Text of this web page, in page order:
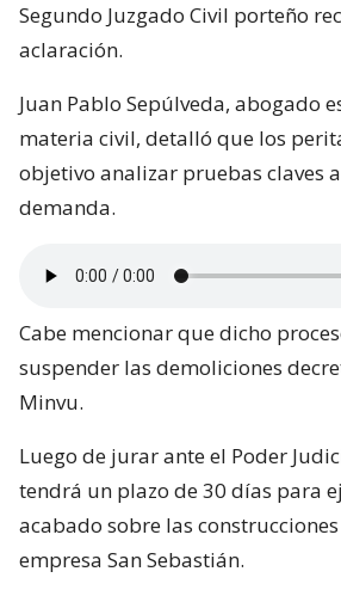
Segundo Juzgado Civil porteño
aclaración.
Juan Pablo Sepúlveda, abogado
materia civil, detalló que los
objetivo analizar pruebas claves
demanda.
Cabe mencionar que dicho
suspender las demoliciones
Minvu.
Luego de jurar ante el Poder
tendrá un plazo de 30 días para
acabado sobre las
empresa San Sebastián.